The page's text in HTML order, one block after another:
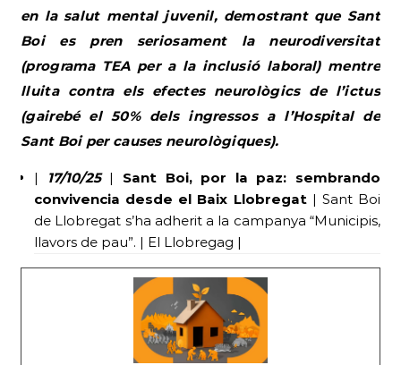
en la salut mental juvenil, demostrant que Sant
Boi es pren seriosament la neurodiversitat
(programa TEA per a la inclusió laboral) mentre
lluita contra els efectes neurològics de l’ictus
(gairebé el 50% dels ingressos a l’Hospital de
Sant Boi per causes neurològiques).
| 17/10/25| Sant Boi, por la paz: sembrando
convivencia desde el Baix Llobregat| Sant Boi
de Llobregat s’ha adherit a la campanya “Municipis,
llavors de pau”. | El Llobregag |